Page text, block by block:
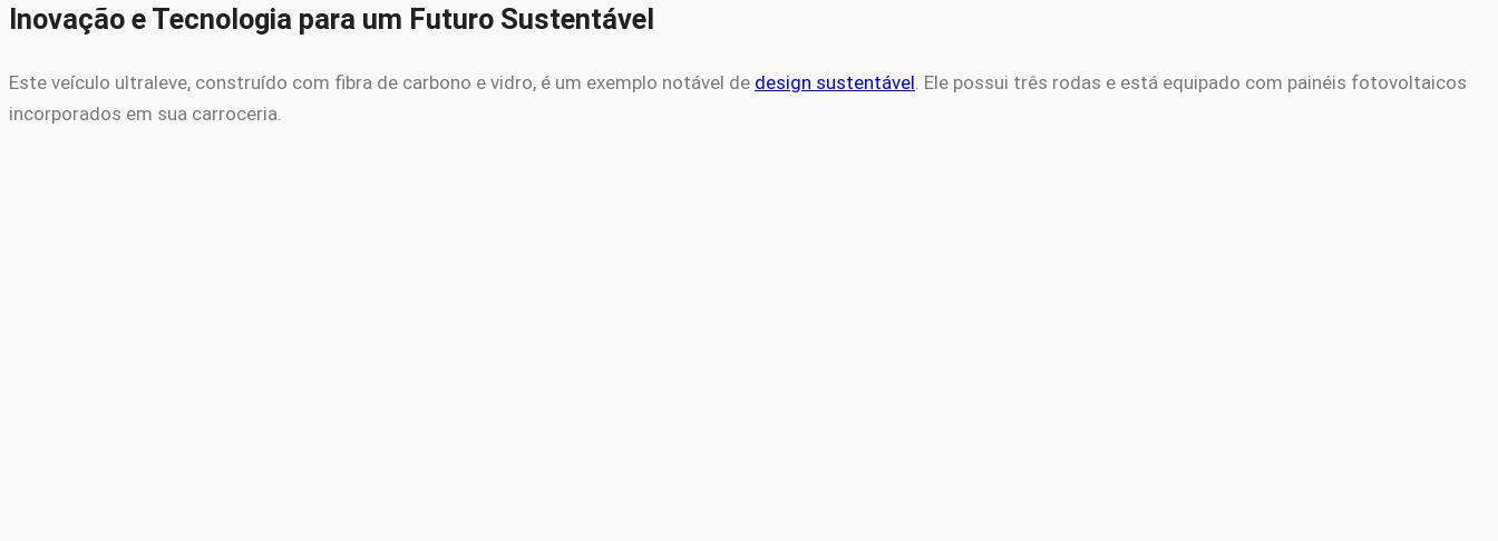
Inovação e Tecnologia para um Futuro Sustentável
Este veículo ultraleve, construído com fibra de carbono e vidro, é um exemplo notável de design sustentável . Ele possui três rodas e está equipado com painéis fotovoltaicos
incorporados em sua carroceria.